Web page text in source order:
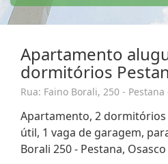
Apartamento
dormitórios
Rua: Faino Borali, 250 - Pestana
Apartamento, 2 dormitórios
útil, 1 vaga de garagem,
Borali 250 - Pestana, Osasco